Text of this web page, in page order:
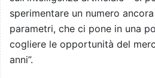
sperimentare un numero
parametri, che ci pone in una
cogliere le opportunità del
anni”.